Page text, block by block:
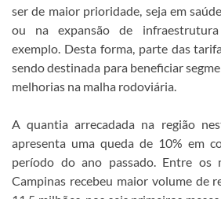
ser de maior prioridade, seja em
ou na expansão de
exemplo. Desta forma, parte das
sendo destinada para beneficiar
melhorias na malha rodoviária.
A quantia arrecadada na região
apresenta uma queda de 10% em
período do ano passado. Entre os
Campinas recebeu maior volume de